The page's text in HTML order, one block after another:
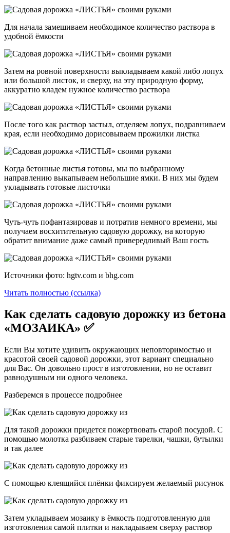
Для начала замешиваем необходимое количество раствора в
удобной ёмкости
Затем на ровной поверхности выкладываем какой либо лопух
или большой листок, и сверху, на эту природную форму,
аккуратно кладем нужное количество раствора
После того как раствор застыл, отделяем лопух, подравниваем
края, если необходимо дорисовываем прожилки листка
Когда бетонные листья готовы, мы по выбранному
направлению выкапываем небольшие ямки. В них мы будем
укладывать готовые листочки
Чуть-чуть пофантазировав и потратив немного времени, мы
получаем восхитительную садовую дорожку, на которую
обратит внимание даже самый привередливый Ваш гость
Источники фото: hgtv.com и bhg.com
Читать полностью (ссылка)
Как сделать садовую дорожку из бетона
«МОЗАИКА» ✅
Если Вы хотите удивить окружающих неповторимостью и
красотой своей садовой дорожки, этот вариант специально
для Вас. Он довольно прост в изготовлении, но не оставит
равнодушным ни одного человека.
Разберемся в процессе подробнее
Для такой дорожки придется пожертвовать старой посудой. С
помощью молотка разбиваем старые тарелки, чашки, бутылки
и так далее
С помощью клеящийся плёнки фиксируем желаемый рисунок
Затем укладываем мозаику в ёмкость подготовленную для
изготовления самой плитки и накладываем сверху раствор